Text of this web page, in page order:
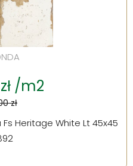
/m2
zł
Heritage White Lt 45x45